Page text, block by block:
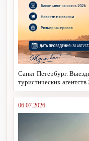
Санкт Петербург.
туристических агентств
06.07.2026